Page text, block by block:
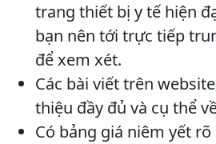
trang thiết bị y tế hiện
bạn nên tới trực tiếp
để xem xét.
Các bài viết trên
thiệu đầy đủ và cụ thể
Có bảng giá niêm yết